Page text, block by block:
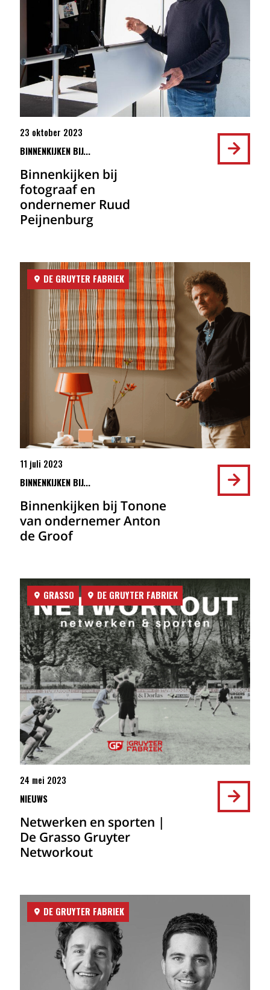
23 oktober 2023
BINNENKIJKEN BIJ...
Binnenkijken bij
fotograaf en
ondernemer Ruud
Peijnenburg
DE GRUYTER FABRIEK
11 juli 2023
BINNENKIJKEN BIJ...
Binnenkijken bij Tonone
van ondernemer Anton
de Groof
GRASSO DE GRUYTER FABRIEK
24 mei 2023
NIEUWS
Netwerken en sporten |
De Grasso Gruyter
Networkout
DE GRUYTER FABRIEK